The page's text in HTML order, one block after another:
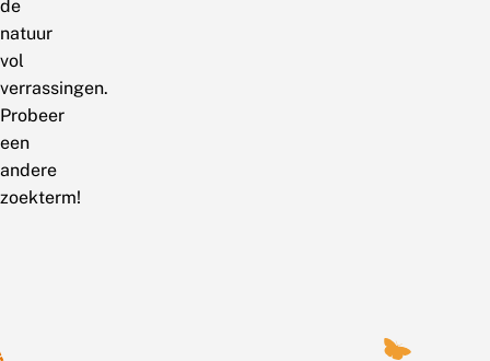
de
natuur
vol
verrassingen.
Probeer
een
andere
zoekterm!